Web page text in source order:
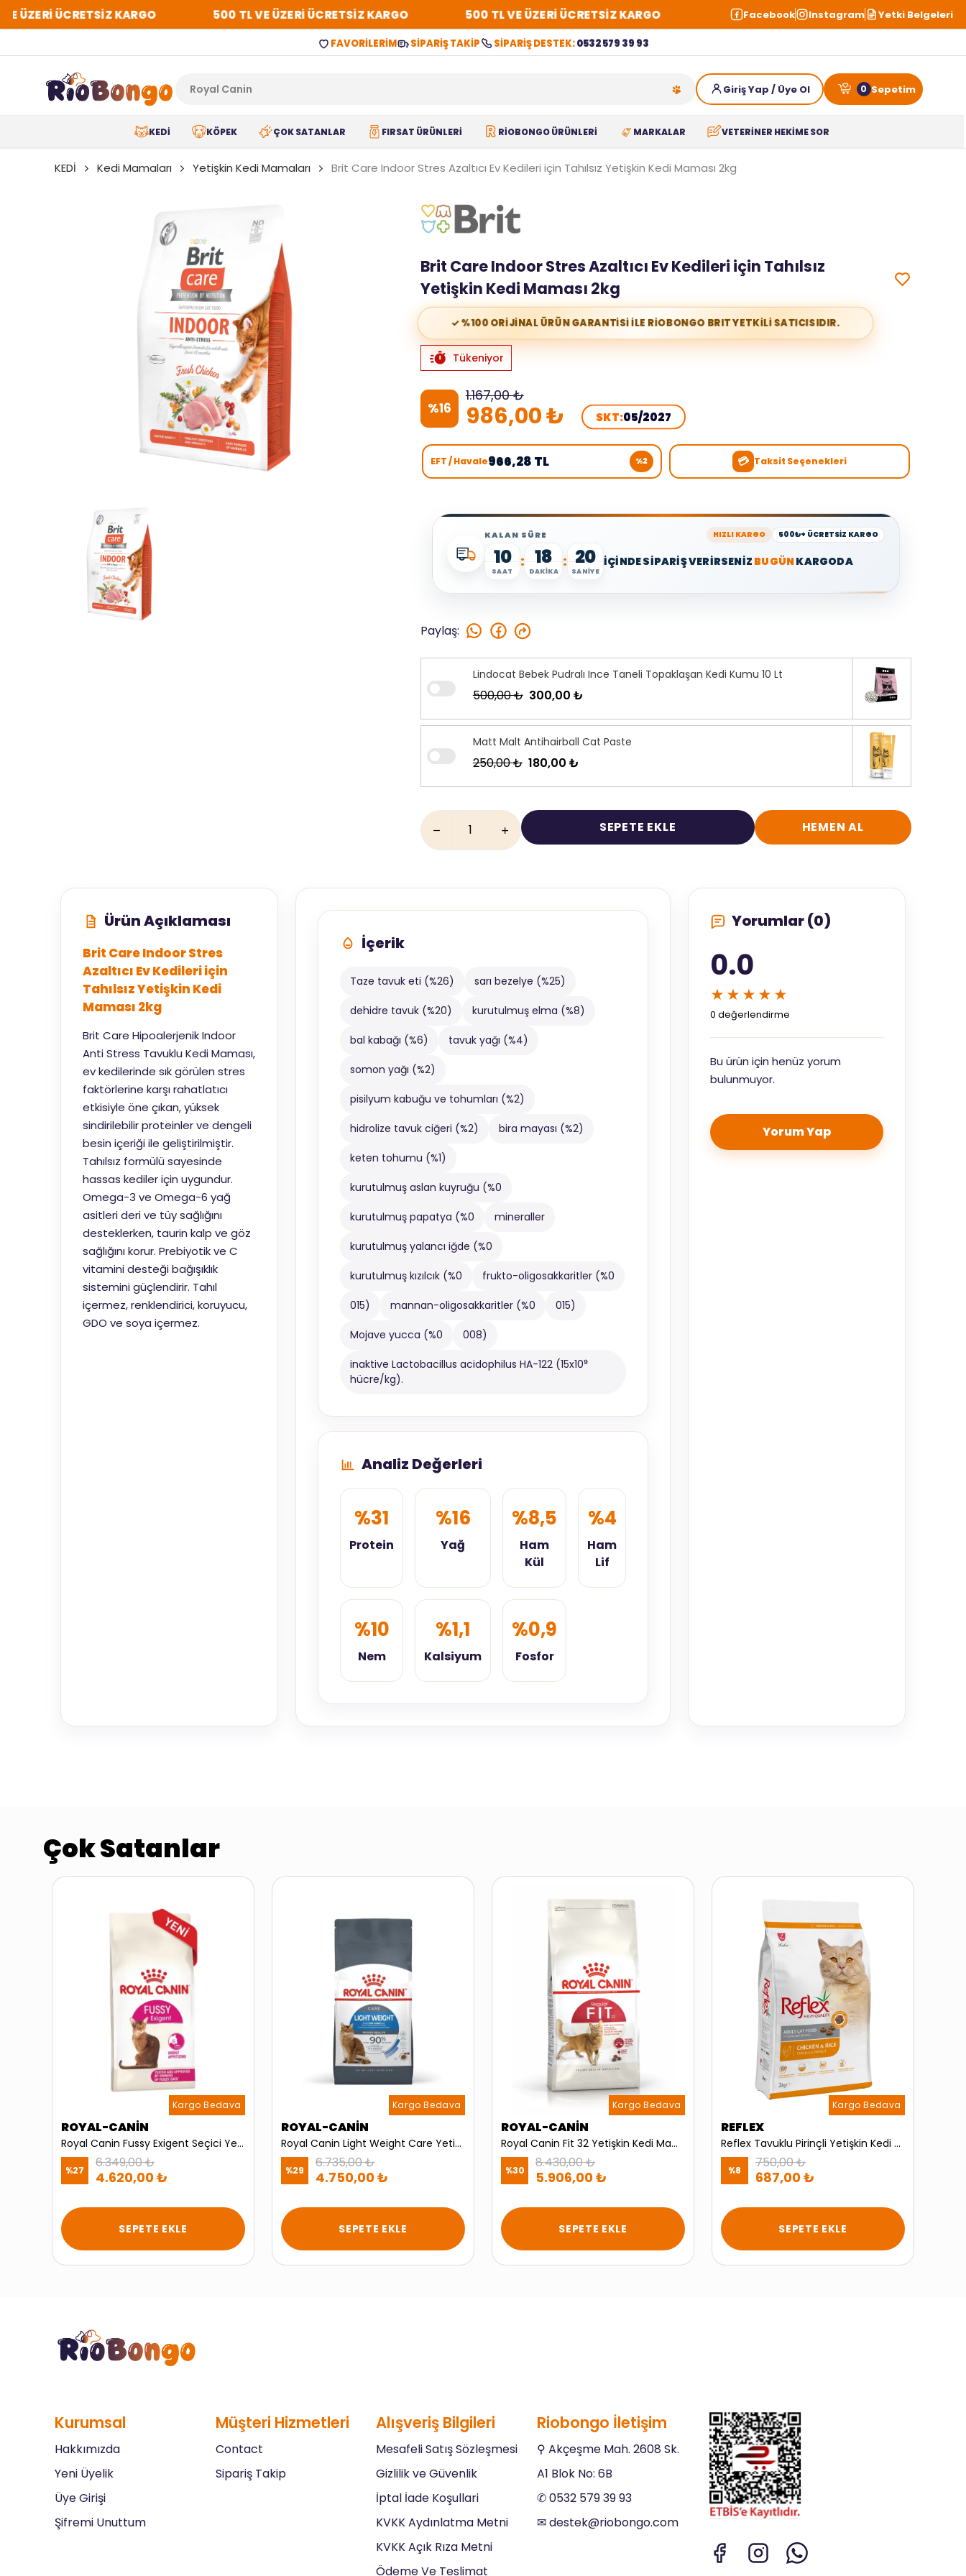
ÜCRETSİZ KARGO 500 TL VE ÜZERİ ÜCRETSİZ KARGO 500 TL VE ÜZERİ ÜCRETSİZ KARGO Facebook Instagram Yetki Belgeleri
FAVORİLERİM SİPARİŞ TAKİP SİPARİŞ DESTEK:0532 579 39 93
KEDİ KÖPEK ÇOK SATANLAR FIRSAT ÜRÜNLERİ RİOBONGO ÜRÜNLERİ MARKALAR VETERİNER HEKİME SOR
0
KEDİ Kedi Mamaları Yetişkin Kedi Mamaları Brit Care Indoor Stres Azaltıcı Ev Kedileri için Tahılsız Yetişkin Kedi Maması 2kg
Brit Care Indoor Stres Azaltıcı Ev Kedileri için Tahılsız
Yetişkin Kedi Maması 2kg
✓ %100 ORİJİNAL ÜRÜN GARANTİSİ İLE RİOBONGO BRIT YETKİLİ SATICISIDIR.
Tükeniyor
%16
1.167,00 ₺
986,00 ₺ SKT:05/2027
EFT / Havale966,28 TL %2 💳 Taksit Seçenekleri
KALAN SÜRE HIZLI KARGO 500₺+ ÜCRETSİZ KARGO
10
SAAT
: 18
DAKİKA
: 19
SANİYE
İÇİNDE SİPARİŞ VERİRSENİZ BUGÜNKARGODA
Paylaş:
Lindocat Bebek Pudralı Ince Taneli Topaklaşan Kedi Kumu 10 Lt
500,00 ₺ 300,00 ₺
Matt Malt Antihairball Cat Paste
250,00 ₺ 180,00 ₺
SEPETE EKLE HEMEN AL
Ürün Açıklaması
Brit Care Indoor Stres
Azaltıcı Ev Kedileri için
Tahılsız Yetişkin Kedi
Maması 2kg
Brit Care Hipoalerjenik Indoor
Anti Stress Tavuklu Kedi Maması,
ev kedilerinde sık görülen stres
faktörlerine karşı rahatlatıcı
etkisiyle öne çıkan, yüksek
sindirilebilir proteinler ve dengeli
besin içeriği ile geliştirilmiştir.
Tahılsız formülü sayesinde
hassas kediler için uygundur.
Omega-3 ve Omega-6 yağ
asitleri deri ve tüy sağlığını
desteklerken, taurin kalp ve göz
sağlığını korur. Prebiyotik ve C
vitamini desteği bağışıklık
sistemini güçlendirir. Tahıl
içermez, renklendirici, koruyucu,
GDO ve soya içermez.
İçerik
Taze tavuk eti (%26) sarı bezelye (%25)
dehidre tavuk (%20) kurutulmuş elma (%8)
bal kabağı (%6) tavuk yağı (%4)
somon yağı (%2)
pisilyum kabuğu ve tohumları (%2)
hidrolize tavuk ciğeri (%2) bira mayası (%2)
keten tohumu (%1)
kurutulmuş aslan kuyruğu (%0
kurutulmuş papatya (%0 mineraller
kurutulmuş yalancı iğde (%0
kurutulmuş kızılcık (%0 frukto-oligosakkaritler (%0
015) mannan-oligosakkaritler (%0 015)
Mojave yucca (%0 008)
inaktive Lactobacillus acidophilus HA-122 (15x10⁹
hücre/kg).
Analiz Değerleri
%31
Protein
%16
Yağ
%8,5
Ham
Kül
%4
Ham
Lif
%10
Nem
%1,1
Kalsiyum
%0,9
Fosfor
Yorumlar (0)
0.0
★★★★★
0 değerlendirme
Bu ürün için henüz yorum
bulunmuyor.
Yorum Yap
Çok Satanlar
Kargo Bedava
ROYAL-CANİN
Royal Canin Fussy Exigent Seçici Yetişkin Kedi Maması 10kg
%27 6.349,00 ₺
4.620,00 ₺
SEPETE EKLE
Kargo Bedava
ROYAL-CANİN
Royal Canin Light Weight Care Yetişkin Kedi Maması 8kg
%29 6.735,00 ₺
4.750,00 ₺
SEPETE EKLE
Kargo Bedava
ROYAL-CANİN
Royal Canin Fit 32 Yetişkin Kedi Maması 15kg
%30 8.430,00 ₺
5.906,00 ₺
SEPETE EKLE
Kargo Bedava
REFLEX
Reflex Tavuklu Pirinçli Yetişkin Kedi Maması 2 Kg
%8 750,00 ₺
687,00 ₺
SEPETE EKLE
Kurumsal
Hakkımızda
Yeni Üyelik
Üye Girişi
Şifremi Unuttum
Müşteri Hizmetleri
Contact
Sipariş Takip
Alışveriş Bilgileri
Mesafeli Satış Sözleşmesi
Gizlilik ve Güvenlik
İptal İade Koşullari
KVKK Aydınlatma Metni
KVKK Açık Rıza Metni
Ödeme Ve Teslimat
Riobongo İletişim
⚲ Akçeşme Mah. 2608 Sk.
A1 Blok No: 6B
✆ 0532 579 39 93
✉︎destek@riobongo.com